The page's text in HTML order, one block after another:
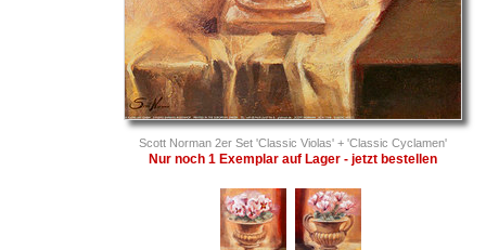
Scott Norman 2er Set 'Classic Violas' + 'Classic Cyclamen'
Nur noch 1 Exemplar auf Lager - jetzt bestellen